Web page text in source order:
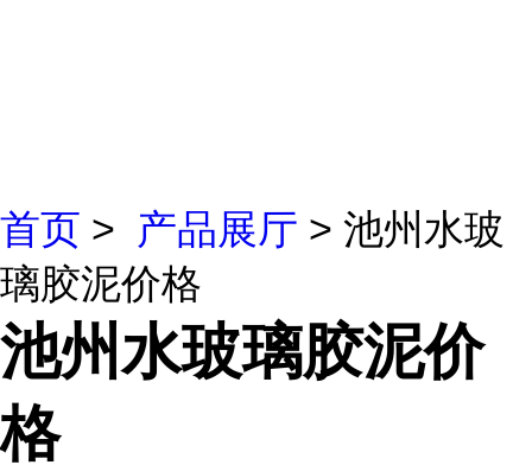
首页 > 产品展厅 > 池州水玻
璃胶泥价格
池州水玻璃胶泥价
格